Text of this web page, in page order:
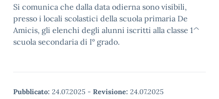
Si comunica che dalla data odierna sono visibili,
presso i locali scolastici della scuola primaria De
Amicis, gli elenchi degli alunni iscritti alla classe 1^
scuola secondaria di I° grado.
Pubblicato: 24.07.2025 - Revisione: 24.07.2025